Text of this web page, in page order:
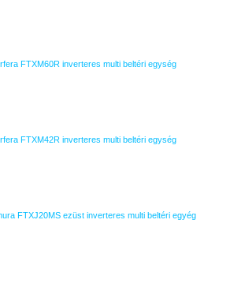
FTXM60R inverteres multi beltéri egység
FTXM42R inverteres multi beltéri egység
FTXJ20MS ezüst inverteres multi beltéri egyég